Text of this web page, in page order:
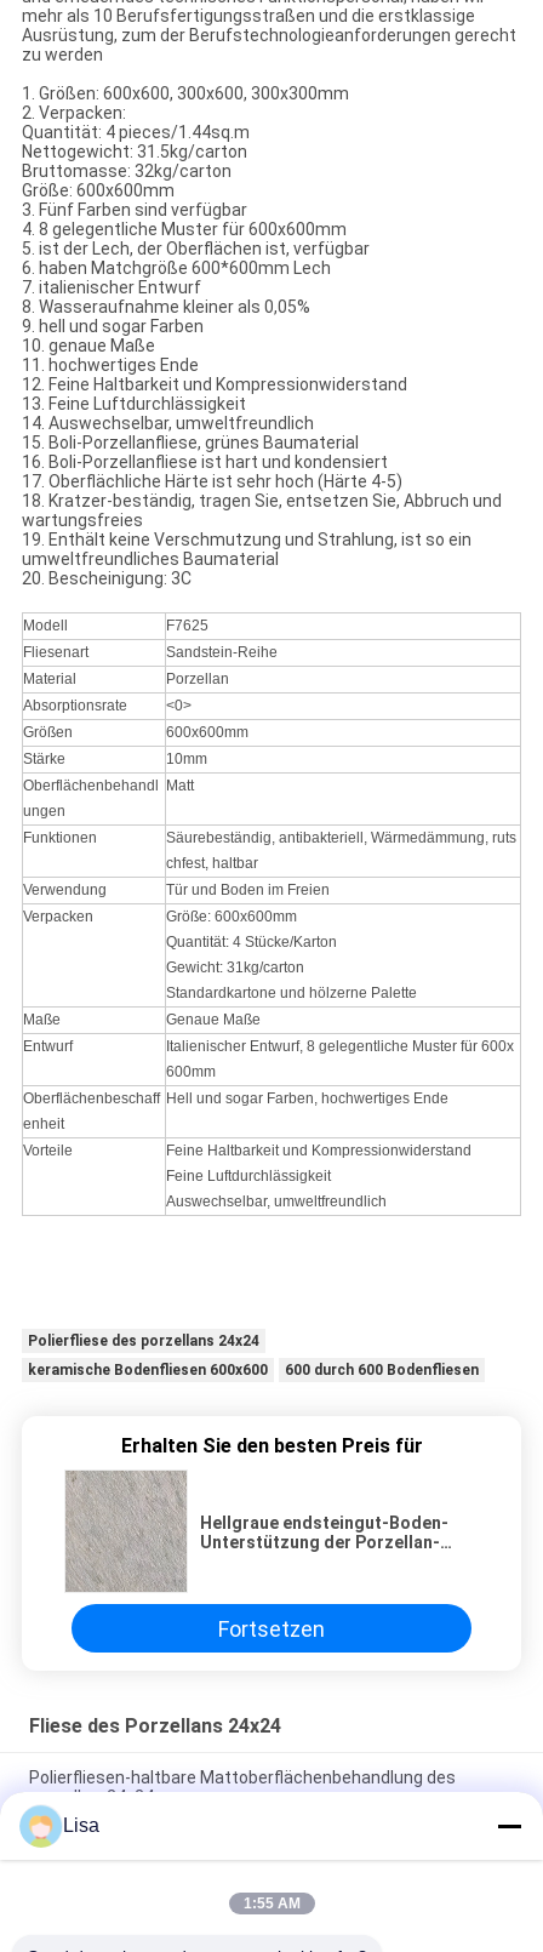
mehr als 10 Berufsfertigungsstraßen und die erstklassige
Ausrüstung, zum der Berufstechnologieanforderungen gerecht
zu werden
1. Größen: 600x600, 300x600, 300x300mm
2. Verpacken:
Quantität: 4 pieces/1.44sq.m
Nettogewicht: 31.5kg/carton
Bruttomasse: 32kg/carton
Größe: 600x600mm
3. Fünf Farben sind verfügbar
4. 8 gelegentliche Muster für 600x600mm
5. ist der Lech, der Oberflächen ist, verfügbar
6. haben Matchgröße 600*600mm Lech
7. italienischer Entwurf
8. Wasseraufnahme kleiner als 0,05%
9. hell und sogar Farben
10. genaue Maße
11. hochwertiges Ende
12. Feine Haltbarkeit und Kompressionwiderstand
13. Feine Luftdurchlässigkeit
14. Auswechselbar, umweltfreundlich
15. Boli-Porzellanfliese, grünes Baumaterial
16. Boli-Porzellanfliese ist hart und kondensiert
17. Oberflächliche Härte ist sehr hoch (Härte 4-5)
18. Kratzer-beständig, tragen Sie, entsetzen Sie, Abbruch und
wartungsfreies
19. Enthält keine Verschmutzung und Strahlung, ist so ein
umweltfreundliches Baumaterial
20. Bescheinigung: 3C
Modell
F7625
Fliesenart
Sandstein-Reihe
Material
Porzellan
Absorptionsrate
<0>
Größen
600x600mm
Stärke
10mm
Oberflächenbehandl
ungen
Matt
Funktionen
Säurebeständig, antibakteriell, Wärmedämmung, ruts
chfest, haltbar
Verwendung
Tür und Boden im Freien
Verpacken
Größe: 600x600mm
Quantität: 4 Stücke/Karton
Gewicht: 31kg/carton
Standardkartone und hölzerne Palette
Maße
Genaue Maße
Entwurf
Italienischer Entwurf, 8 gelegentliche Muster für 600x
600mm
Oberflächenbeschaff
enheit
Hell und sogar Farben, hochwertiges Ende
Vorteile
Feine Haltbarkeit und Kompressionwiderstand
Feine Luftdurchlässigkeit
Auswechselbar, umweltfreundlich
Polierfliese des porzellans 24x24
keramische Bodenfliesen 600x600
600 durch 600 Bodenfliesen
Erhalten Sie den besten Preis für
Hellgraue endsteingut-Boden-
Unterstützung der Porzellan-
Fortsetzen
Fliese des Porzellans 24x24
Polierfliesen-haltbare Mattoberflächenbehandlung des
porzellan-24x24
Porzellan-Fliesen-/Sandstein-Porzellan-Bodenfliesen 600*600
Millimeter des Sandstein-24x24
Gelbe Unglazed Porzellan-Fliese für blinde warnende
Lisa
1:55 AM